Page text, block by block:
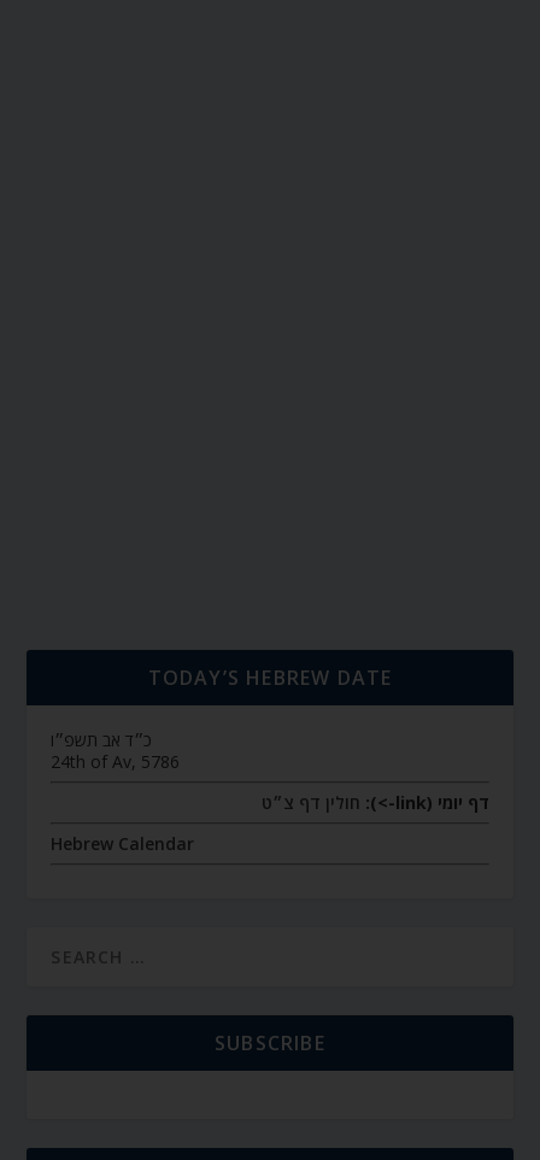
TODAY’S HEBREW DATE
כ״ד אב תשפ״ו
24th of Av, 5786
דף יומי (link->):
חולין דף צ״ט
Hebrew Calendar
SUBSCRIBE